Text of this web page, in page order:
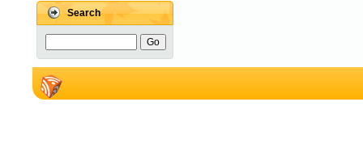
Search